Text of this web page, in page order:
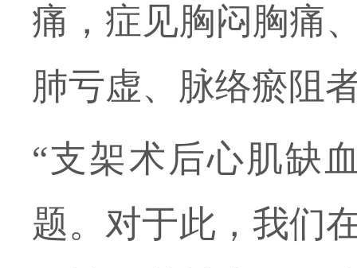
痛，症见胸闷胸痛
肺亏虚、脉络瘀阻
“支架术后心肌缺
题。对于此，我们